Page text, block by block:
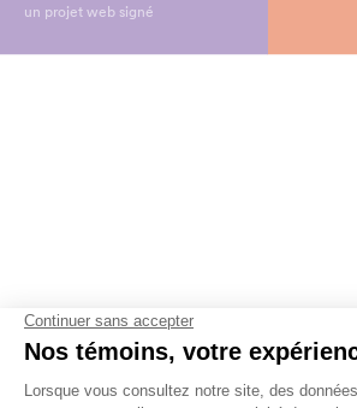
un projet web signé